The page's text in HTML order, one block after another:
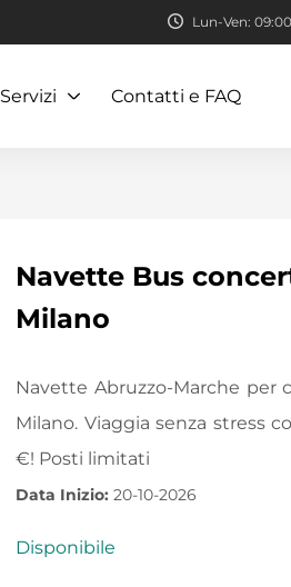
Lun-Ven:
Servizi Contatti e FAQ
Navette Bus
Milano
Navette Abruzzo-Marche per
Milano. Viaggia senza stress
€! Posti limitati
Data Inizio: 20-10-2026
Disponibile